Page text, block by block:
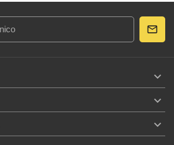


